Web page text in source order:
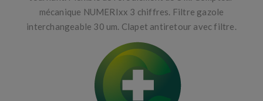
mécanique NUMERIxx 3 chiffres. Filtre gazole
interchangeable 30 um. Clapet antiretour avec filtre.